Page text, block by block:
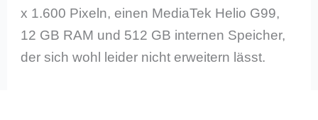
x 1.600 Pixeln, einen MediaTek Helio G99,
12 GB RAM und 512 GB internen Speicher,
der sich wohl leider nicht erweitern lässt.